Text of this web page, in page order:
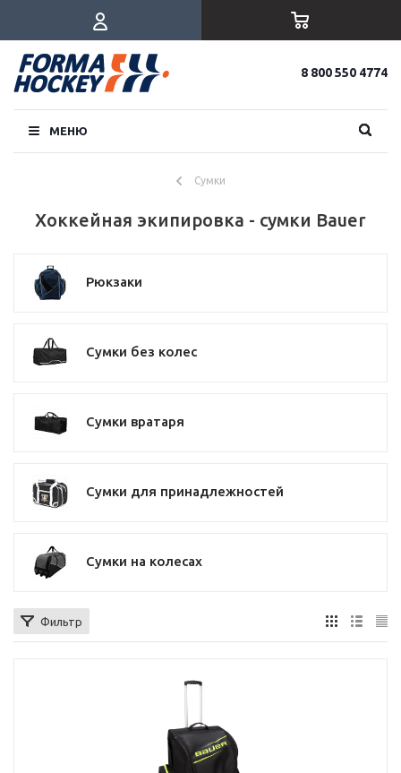
8 800 550 4774
МЕНЮ
Сумки
Хоккейная экипировка - сумки Bauer
Рюкзаки
Сумки без колес
Сумки вратаря
Сумки для принадлежностей
Сумки на колесах
Фильтр